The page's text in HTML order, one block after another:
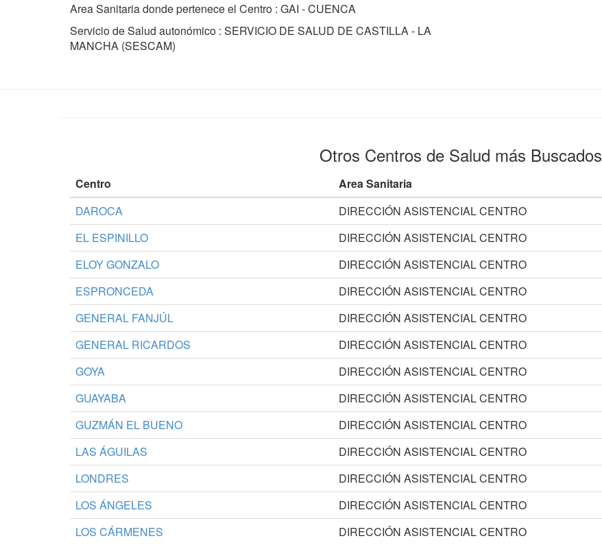
Area Sanitaria donde pertenece el Centro : GAI - CUENCA
Servicio de Salud autonómico : SERVICIO DE SALUD DE CASTILLA - LA
MANCHA (SESCAM)
Otros Centros de Salud más Buscados
Centro Area Sanitaria
DAROCA
DIRECCIÓN ASISTENCIAL CENTRO
EL ESPINILLO
DIRECCIÓN ASISTENCIAL CENTRO
ELOY GONZALO
DIRECCIÓN ASISTENCIAL CENTRO
ESPRONCEDA
DIRECCIÓN ASISTENCIAL CENTRO
GENERAL FANJÚL
DIRECCIÓN ASISTENCIAL CENTRO
GENERAL RICARDOS
DIRECCIÓN ASISTENCIAL CENTRO
GOYA
DIRECCIÓN ASISTENCIAL CENTRO
GUAYABA
DIRECCIÓN ASISTENCIAL CENTRO
GUZMÁN EL BUENO
DIRECCIÓN ASISTENCIAL CENTRO
LAS ÁGUILAS
DIRECCIÓN ASISTENCIAL CENTRO
LONDRES
DIRECCIÓN ASISTENCIAL CENTRO
LOS ÁNGELES
DIRECCIÓN ASISTENCIAL CENTRO
LOS CÁRMENES
DIRECCIÓN ASISTENCIAL CENTRO